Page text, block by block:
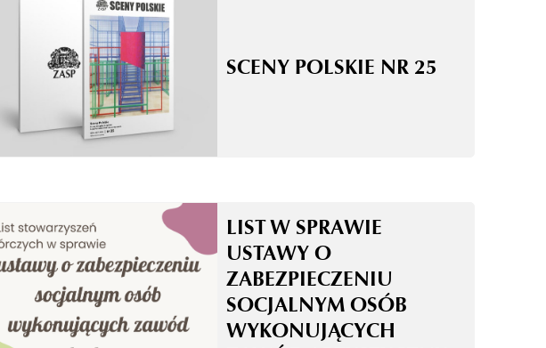
SCENY POLSKIE NR 25
LIST W SPRAWIE
USTAWY O
ZABEZPIECZENIU
SOCJALNYM OSÓB
WYKONUJĄCYCH